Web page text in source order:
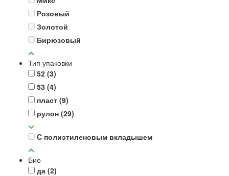
Розовый
Золотой
Бирюзовый
Тип упаковки
52 (3)
53 (4)
пласт (9)
рулон (29)
C полиэтиленовым вкладышем
Био
да (2)